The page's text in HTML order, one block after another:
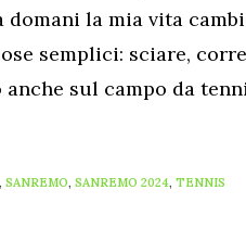
domani la mia vita
semplici: sciare,
sul campo da
, SANREMO, SANREMO 2024, TENNIS